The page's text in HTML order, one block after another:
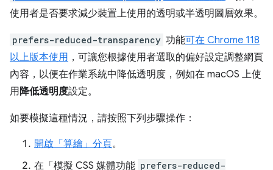
使用者是否要求減少裝置上使用的透明或半透明圖層效果。
prefers-reduced-transparency 功能可在 Chrome 118
以上版本使用 ，可讓您根據使用者選取的偏好設定調整網頁
內容，以便在作業系統中降低透明度，例如在 macOS 上使
用降低透明度設定。
如要模擬這種情況，請按照下列步驟操作：
開啟「算繪」 分頁。
在「模擬 CSS 媒體功能 prefers-reduced-